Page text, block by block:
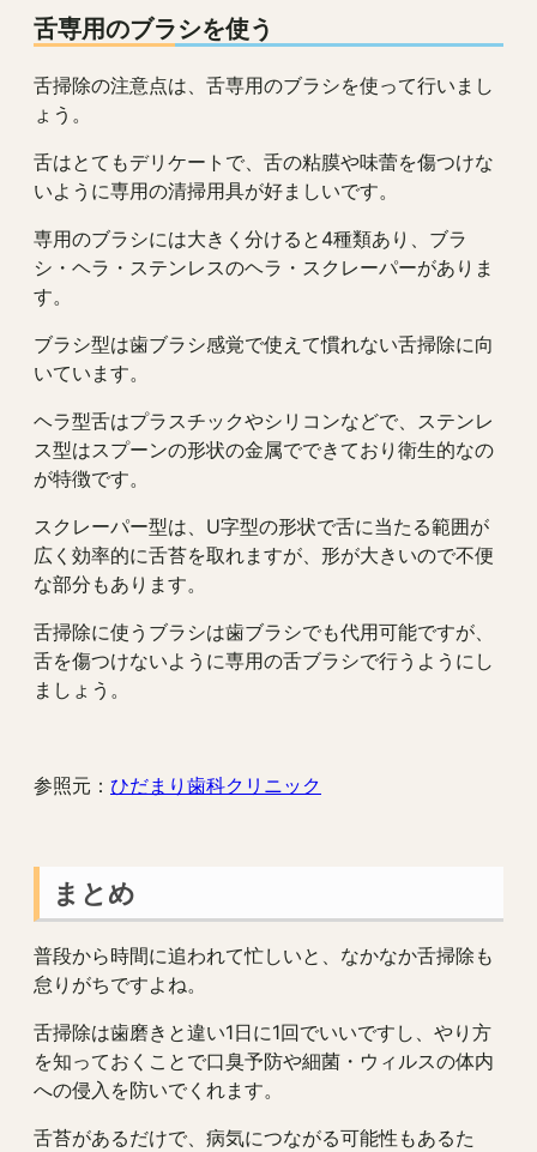
舌専用のブラシを使う
舌掃除の注意点は、舌専用のブラシを使って行いまし
ょう。
舌はとてもデリケートで、舌の粘膜や味蕾を傷つけな
いように専用の清掃用具が好ましいです。
専用のブラシには大きく分けると4種類あり、ブラ
シ・ヘラ・ステンレスのヘラ・スクレーパーがありま
す。
ブラシ型は歯ブラシ感覚で使えて慣れない舌掃除に向
いています。
ヘラ型舌はプラスチックやシリコンなどで、ステンレ
ス型はスプーンの形状の金属でできており衛生的なの
が特徴です。
スクレーパー型は、U字型の形状で舌に当たる範囲が
広く効率的に舌苔を取れますが、形が大きいので不便
な部分もあります。
舌掃除に使うブラシは歯ブラシでも代用可能ですが、
舌を傷つけないように専用の舌ブラシで行うようにし
ましょう。
参照元： ひだまり歯科クリニック
まとめ
普段から時間に追われて忙しいと、なかなか舌掃除も
怠りがちですよね。
舌掃除は歯磨きと違い1日に1回でいいですし、やり方
を知っておくことで口臭予防や細菌・ウィルスの体内
への侵入を防いでくれます。
舌苔があるだけで、病気につながる可能性もあるた